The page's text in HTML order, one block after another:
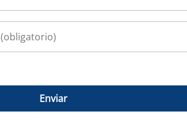
Enviar